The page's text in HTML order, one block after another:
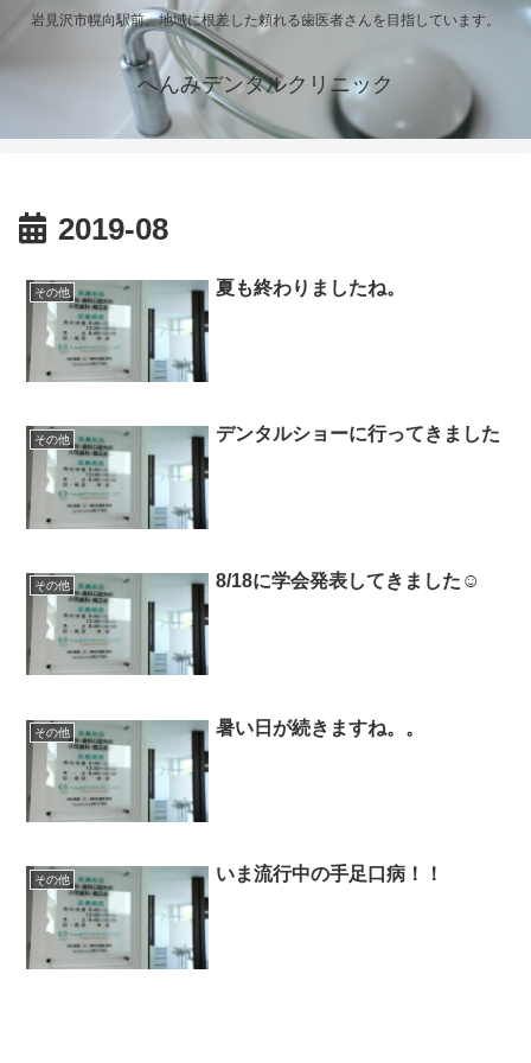
岩見沢市幌向駅前。地域に根差した頼れる歯医者さんを目指しています。
へんみデンタルクリニック
2019-08
その他 夏も終わりましたね。
その他 デンタルショーに行ってきました
その他 8/18に学会発表してきました☺
その他 暑い日が続きますね。。
その他 いま流行中の手足口病！！